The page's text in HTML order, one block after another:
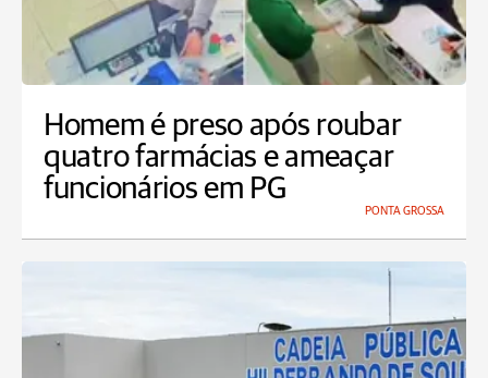
Homem é preso após roubar
quatro farmácias e ameaçar
funcionários em PG
PONTA GROSSA